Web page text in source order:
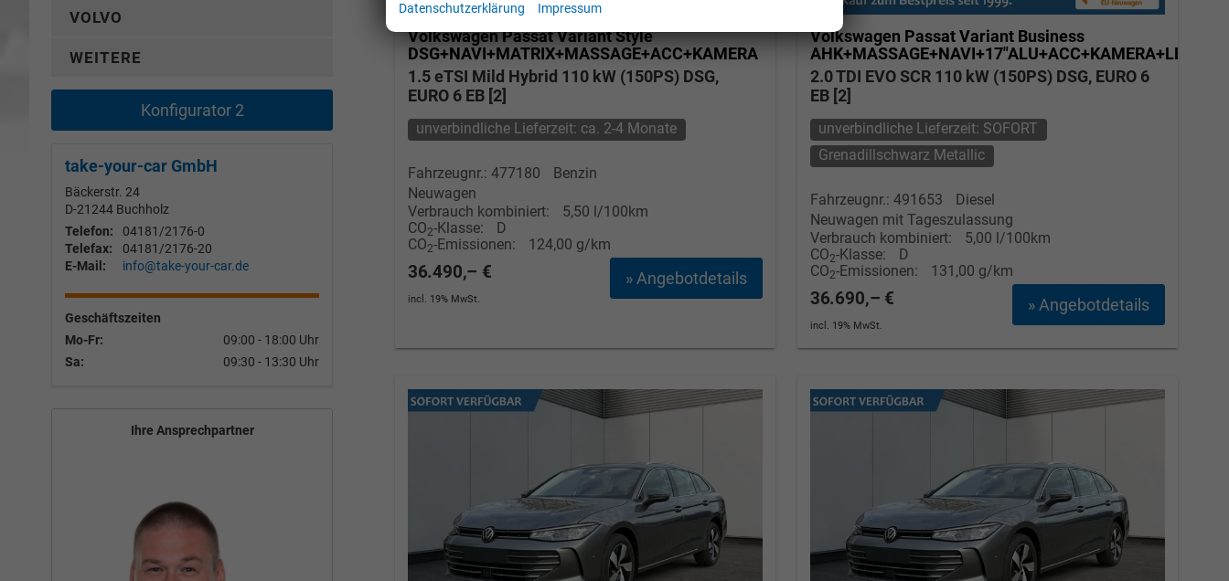
Volkswagen Passat VariantStyle
DSG+NAVI+MATRIX+MASSAGE+ACC+KAMERA
1.5 eTSI Mild Hybrid 110 kW (150PS) DSG,
EURO 6 EB [2]
unverbindliche Lieferzeit: ca. 2-4 Monate
Fahrzeugnr.: 477180
Benzin
Neuwagen
Verbrauch kombiniert:
5,50 l/100km
CO2-Klasse:
D
CO2-Emissionen: 124,00 g/km
» Angebotdetails
36.490,– €
incl. 19% MwSt.
Volkswagen Passat Variant Business
AHK+MASSAGE+NAVI+17"ALU+ACC+KAMERA+LED
2.0 TDI EVO SCR 110 kW (150PS) DSG, EURO 6
EB [2]
unverbindliche Lieferzeit: SOFORT
Grenadillschwarz Metallic
Fahrzeugnr.: 491653
Diesel
Neuwagen mit Tageszulassung
Verbrauch kombiniert:
5,00 l/100km
CO2-Klasse:
D
CO2-Emissionen: 131,00 g/km
» Angebotdetails
36.690,– €
incl. 19% MwSt.
VOLVO
WEITERE
Konfigurator 2
take-your-car GmbH
Bäckerstr. 24
D-21244 Buchholz
Telefon:
04181/2176-0
Telefax:
04181/2176-20
E-Mail:
info@take-your-car.de
Geschäftszeiten
Mo-Fr:
09:00 - 18:00 Uhr
Sa:
09:30 - 13:30 Uhr
Ihre Ansprechpartner
Datenschutzerklärung Impressum